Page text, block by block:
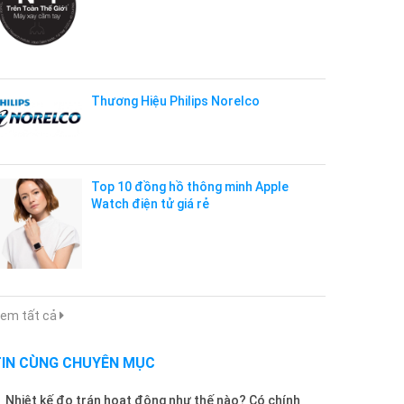
Thương Hiệu Philips Norelco
Top 10 đồng hồ thông minh Apple
Watch điện tử giá rẻ
tất cả
CÙNG CHUYÊN MỤC
Nhiệt kế đo trán hoạt động như thế nào? Có chính